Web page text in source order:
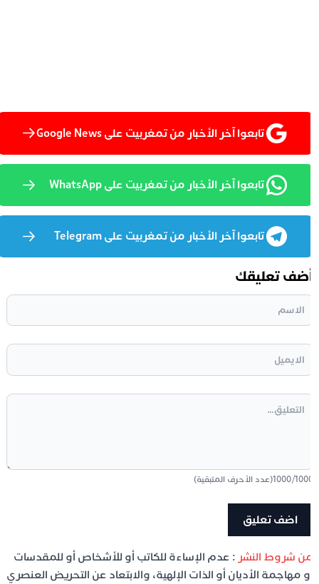
تابعوا آخر الأخبار من تمغربيت على Google News
تابعوا آخر الأخبار من تمغربيت على WhatsApp
تابعوا آخر الأخبار من تمغربيت على Telegram
تعليقك
/
1000(عدد الأحرف المتبقية)
شروط النشر: عدم الإساءة للكاتب أو للأشخاص أو للمقدسات
مهاجمة الأديان أو الذات الإلهية، والابتعاد عن التحريض العنصري